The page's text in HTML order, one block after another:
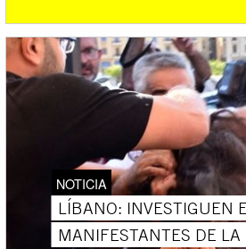
NOTICIA
LÍBANO: INVESTIGUEN
MANIFESTANTES DE